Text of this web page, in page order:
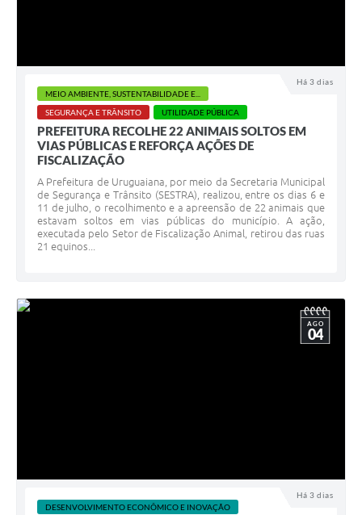
Há 3 dias
MEIO AMBIENTE, SUSTENTABILIDADE E...
SEGURANÇA E TRÂNSITO
UTILIDADE PÚBLICA
PREFEITURA RECOLHE 22 ANIMAIS SOLTOS EM
VIAS PÚBLICAS E REFORÇA AÇÕES DE
FISCALIZAÇÃO
A Prefeitura de Uruguaiana, por meio da Secretaria Municipal
de Segurança e Trânsito (SESTRA), realizou, entre os dias 6 e
11 de julho, o recolhimento e a apreensão de 22 animais que
estavam soltos em vias públicas do município. A ação,
executada pelo Setor de Fiscalização Animal, retirou das ruas
21 equinos...
Há 3 dias
AGO
04
DESENVOLVIMENTO ECONÔMICO E INOVAÇÃO